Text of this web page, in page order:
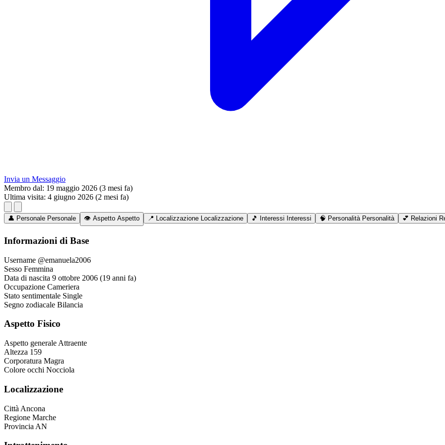
Invia un Messaggio
Membro dal: 19 maggio 2026 (3 mesi fa)
Ultima visita: 4 giugno 2026 (2 mesi fa)
👤 Personale Personale 👁️ Aspetto Aspetto 📍 Localizzazione Localizzazione 🎵 Interessi Interessi 🧠 Personalità Personalità 💕 Relazioni
Informazioni di Base
Username @emanuela2006
Sesso Femmina
Data di nascita 9 ottobre 2006 (19 anni fa)
Occupazione Cameriera
Stato sentimentale Single
Segno zodiacale Bilancia
Aspetto Fisico
Aspetto generale Attraente
Altezza 159
Corporatura Magra
Colore occhi Nocciola
Localizzazione
Città Ancona
Regione Marche
Provincia AN